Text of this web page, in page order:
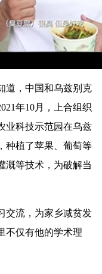
道，中国和乌兹别克
年10月，上合组织
业科技示范园在乌兹
种植了苹果、葡萄等
溉等技术，为破解当
交流，为家乡减贫发
不仅有他的学术理